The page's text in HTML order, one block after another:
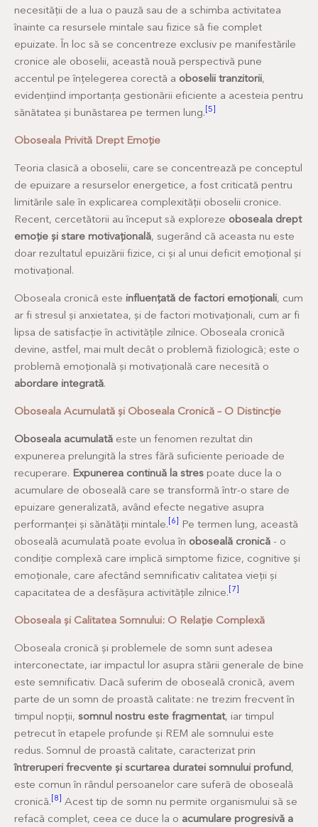
necesității de a lua o pauză sau de a schimba activitatea
înainte ca resursele mintale sau fizice să fie complet
epuizate. În loc să se concentreze exclusiv pe manifestările
cronice ale oboselii, această nouă perspectivă pune
accentul pe înțelegerea corectă a oboselii tranzitorii,
evidențiind importanța gestionării eficiente a acesteia pentru
sănătatea și bunăstarea pe termen lung. [5]
Oboseala Privită Drept Emoție
Teoria clasică a oboselii, care se concentrează pe conceptul
de epuizare a resurselor energetice, a fost criticată pentru
limitările sale în explicarea complexității oboselii cronice.
Recent, cercetătorii au început să exploreze oboseala drept
emoție și stare motivațională, sugerând că aceasta nu este
doar rezultatul epuizării fizice, ci și al unui deficit emoțional și
motivațional.
Oboseala cronică este influențată de factori emoționali, cum
ar fi stresul și anxietatea, și de factori motivaționali, cum ar fi
lipsa de satisfacție în activitățile zilnice. Oboseala cronică
devine, astfel, mai mult decât o problemă fiziologică; este o
problemă emoțională și motivațională care necesită o
abordare integrată.
Oboseala Acumulată și Oboseala Cronică – O Distincție
Oboseala acumulată este un fenomen rezultat din
expunerea prelungită la stres fără suficiente perioade de
recuperare. Expunerea continuă la stres poate duce la o
acumulare de oboseală care se transformă într-o stare de
epuizare generalizată, având efecte negative asupra
performanței și sănătății mintale. [6] Pe termen lung, această
oboseală acumulată poate evolua în oboseală cronică - o
condiție complexă care implică simptome fizice, cognitive și
emoționale, care afectând semnificativ calitatea vieții și
capacitatea de a desfășura activitățile zilnice. [7]
Oboseala și Calitatea Somnului: O Relație Complexă
Oboseala cronică și problemele de somn sunt adesea
interconectate, iar impactul lor asupra stării generale de bine
este semnificativ. Dacă suferim de oboseală cronică, avem
parte de un somn de proastă calitate: ne trezim frecvent în
timpul nopții, somnul nostru este fragmentat, iar timpul
petrecut în etapele profunde și REM ale somnului este
redus. Somnul de proastă calitate, caracterizat prin
întreruperi frecvente și scurtarea duratei somnului profund,
este comun în rândul persoanelor care suferă de oboseală
cronică. [8] Acest tip de somn nu permite organismului să se
refacă complet, ceea ce duce la o acumulare progresivă a